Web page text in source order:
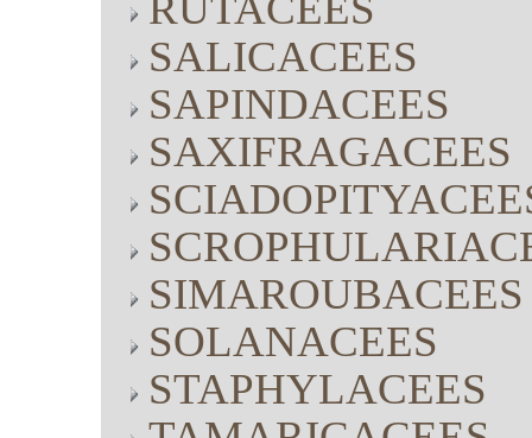
SALICACEES
SAPINDACEES
SAXIFRAGACEES
SIMAROUBACEES
SOLANACEES
STAPHYLACEES